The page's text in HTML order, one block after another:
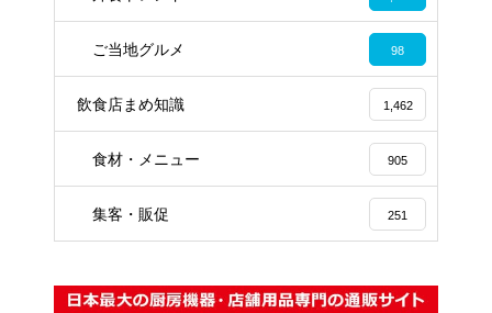
ご当地グルメ 98
飲食店まめ知識 1,462
食材・メニュー 905
集客・販促 251